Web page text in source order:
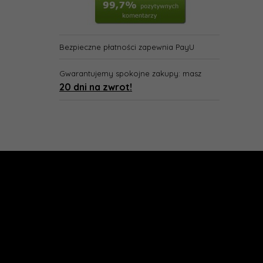
Bezpieczne płatności zapewnia PayU
Gwarantujemy spokojne zakupy: masz
20 dni na zwrot!